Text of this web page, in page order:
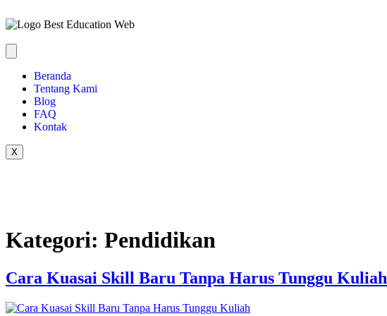
Beranda
Tentang Kami
Blog
FAQ
Kontak
X
Kategori: Pendidikan
Cara Kuasai Skill Baru Tanpa Harus Tunggu Kuliah